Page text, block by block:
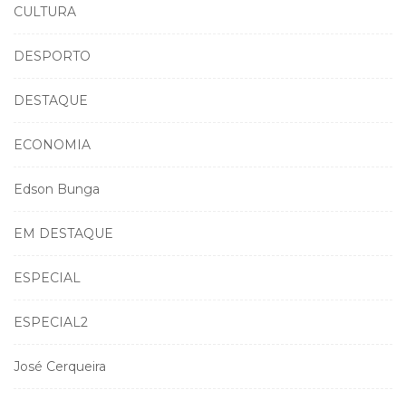
CULTURA
DESPORTO
DESTAQUE
ECONOMIA
Edson Bunga
EM DESTAQUE
ESPECIAL
ESPECIAL2
José Cerqueira